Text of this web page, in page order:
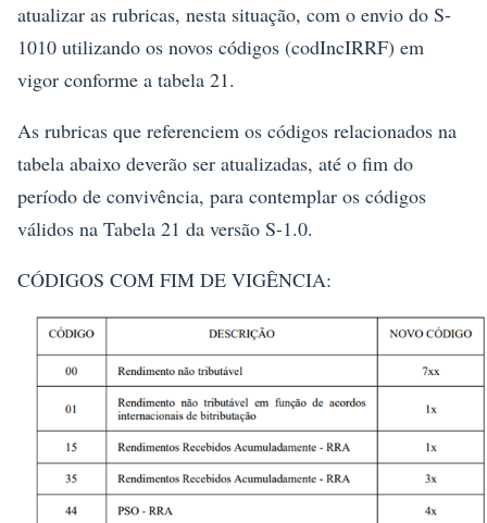
atualizar as rubricas, nesta situação, com o envio do S-
1010 utilizando os novos códigos (codIncIRRF) em
vigor conforme a tabela 21.
As rubricas que referenciem os códigos relacionados na
tabela abaixo deverão ser atualizadas, até o fim do
período de convivência, para contemplar os códigos
válidos na Tabela 21 da versão S-1.0.
CÓDIGOS COM FIM DE VIGÊNCIA: